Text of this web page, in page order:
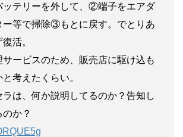
テリーを外して、②端子をエアダ
ー等で掃除③もとに戻す。でとりあ
復活。
サービスのため、販売店に駆け込も
と考えたくらい。
ラは、何か説明してるのか？告知し
のか？